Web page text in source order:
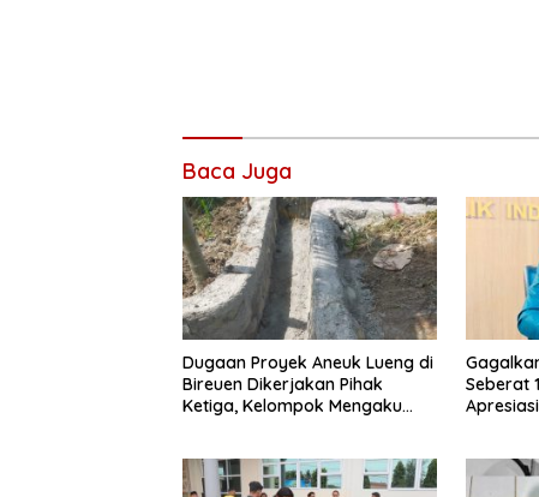
Baca Juga
Dugaan Proyek Aneuk Lueng di
Bireuen Dikerjakan Pihak
Ketiga, Kelompok Mengaku
Seberat